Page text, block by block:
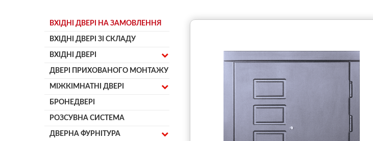
ВХІДНІ ДВЕРІ НА ЗАМОВЛЕННЯ
ВХІДНІ ДВЕРІ ЗІ СКЛАДУ
ВХІДНІ ДВЕРІ
ДВЕРІ ПРИХОВАНОГО МОНТАЖУ
МІЖКІМНАТНІ ДВЕРІ
БРОНЕДВЕРІ
РОЗСУВНА СИСТЕМА
ДВЕРНА ФУРНІТУРА